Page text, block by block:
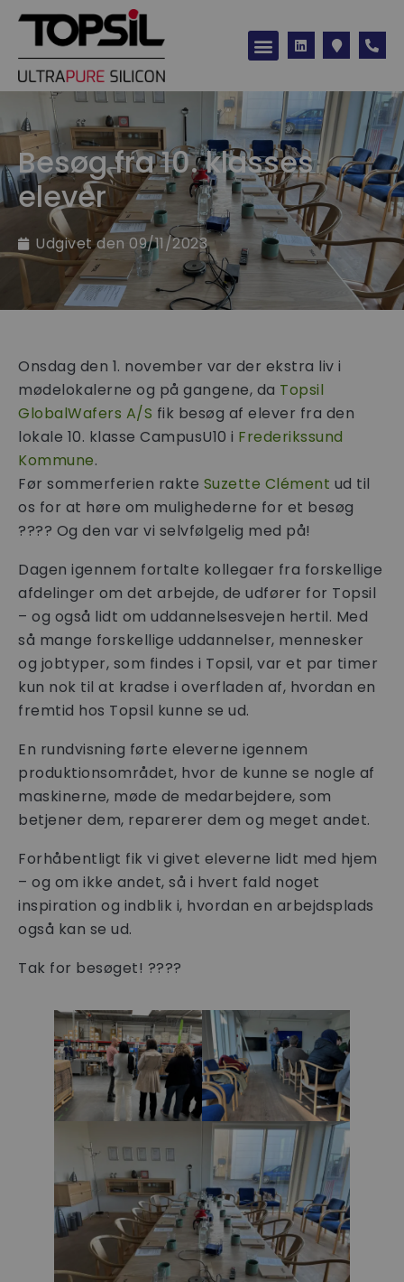
Besøg fra 10. klasses
elever
Udgivet den 09/11/2023
Onsdag den 1. november var der ekstra liv i
mødelokalerne og på gangene, da Topsil
GlobalWafers A/S fik besøg af elever fra den
lokale 10. klasse CampusU10 i Frederikssund
Kommune.
Før sommerferien rakte Suzette Clément ud til
os for at høre om mulighederne for et besøg
???? Og den var vi selvfølgelig med på!
Dagen igennem fortalte kollegaer fra forskellige
afdelinger om det arbejde, de udfører for Topsil
– og også lidt om uddannelsesvejen hertil. Med
så mange forskellige uddannelser, mennesker
og jobtyper, som findes i Topsil, var et par timer
kun nok til at kradse i overfladen af, hvordan en
fremtid hos Topsil kunne se ud.
En rundvisning førte eleverne igennem
produktionsområdet, hvor de kunne se nogle af
maskinerne, møde de medarbejdere, som
betjener dem, reparerer dem og meget andet.
Forhåbentligt fik vi givet eleverne lidt med hjem
– og om ikke andet, så i hvert fald noget
inspiration og indblik i, hvordan en arbejdsplads
også kan se ud.
Tak for besøget! ????